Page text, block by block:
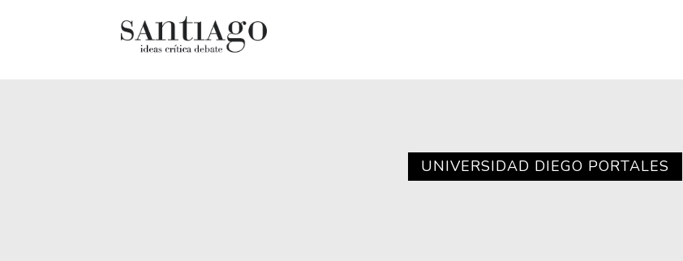
Diccionario portátil de la literatura
Libros usados
Literatura
UNIVERSIDAD DIEGO PORTALES